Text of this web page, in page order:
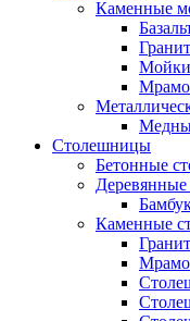
Каменные
Мойки
Столешницы
Бетонные
Каменные